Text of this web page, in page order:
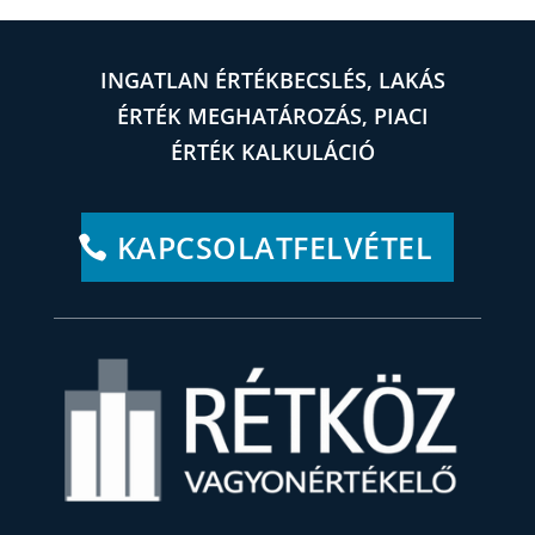
INGATLAN ÉRTÉKBECSLÉS, LAKÁS
ÉRTÉK MEGHATÁROZÁS, PIACI
ÉRTÉK KALKULÁCIÓ
KAPCSOLATFELVÉTEL